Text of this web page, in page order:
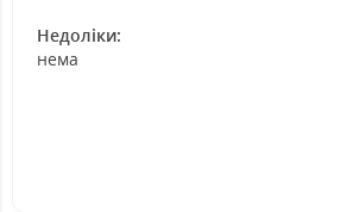
Недоліки:
нема